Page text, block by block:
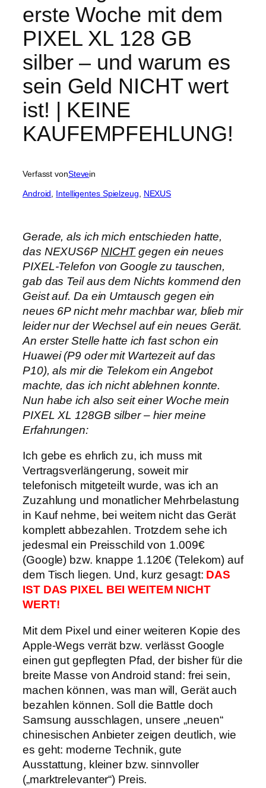
erste Woche mit dem
PIXEL XL 128 GB
silber – und warum es
sein Geld NICHT wert
ist! | KEINE
KAUFEMPFEHLUNG!
Verfasst vonStevein
Android Intelligentes Spielzeug NEXUS
Gerade, als ich mich entschieden hatte,
das NEXUS6P NICHTgegen ein neues
PIXEL-Telefon von Google zu tauschen,
gab das Teil aus dem Nichts kommend den
Geist auf. Da ein Umtausch gegen ein
neues 6P nicht mehr machbar war, blieb mir
leider nur der Wechsel auf ein neues Gerät.
An erster Stelle hatte ich fast schon ein
Huawei (P9 oder mit Wartezeit auf das
P10), als mir die Telekom ein Angebot
machte, das ich nicht ablehnen konnte.
Nun habe ich also seit einer Woche mein
PIXEL XL 128GB silber – hier meine
Erfahrungen:
Ich gebe es ehrlich zu, ich muss mit
Vertragsverlängerung, soweit mir
telefonisch mitgeteilt wurde, was ich an
Zuzahlung und monatlicher Mehrbelastung
in Kauf nehme, bei weitem nicht das Gerät
komplett abbezahlen. Trotzdem sehe ich
jedesmal ein Preisschild von 1.009€
(Google) bzw. knappe 1.120€ (Telekom) auf
dem Tisch liegen. Und, kurz gesagt: DAS
IST DAS PIXEL BEI WEITEM NICHT
WERT!
Mit dem Pixel und einer weiteren Kopie des
Apple-Wegs verrät bzw. verlässt Google
einen gut gepflegten Pfad, der bisher für die
breite Masse von Android stand: frei sein,
machen können, was man will, Gerät auch
bezahlen können. Soll die Battle doch
Samsung ausschlagen, unsere „neuen“
chinesischen Anbieter zeigen deutlich, wie
es geht: moderne Technik, gute
Ausstattung, kleiner bzw. sinnvoller
(„marktrelevanter“) Preis.